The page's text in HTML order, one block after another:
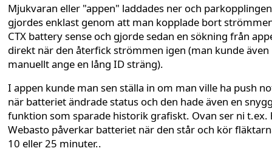
Mjukvaran eller "appen" laddades ner och parkopplingen
gjordes enklast genom att man kopplade bort
CTX battery sense och gjorde sedan en sökning från
direkt när den återfick strömmen igen (man kunde även
manuellt ange en lång ID sträng).
I appen kunde man sen ställa in om man ville ha push
när batteriet ändrade status och den hade även en
funktion som sparade historik grafiskt. Ovan ser ni t.ex.
Webasto påverkar batteriet när den står och kör
10 eller 25 minuter..